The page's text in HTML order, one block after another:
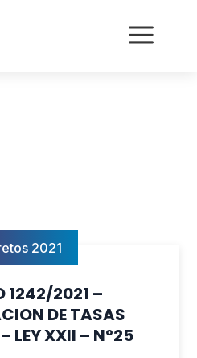
a
2021
1242/2021 –
DE TASAS
LEY XXII – Nº25